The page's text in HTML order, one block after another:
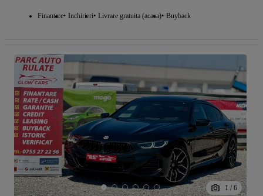
Finantare Inchirieri Livrare gratuita (acasa) Buyback
1 / 6